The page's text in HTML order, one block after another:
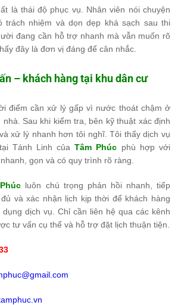
là thái độ phục vụ. Nhân viên nói chuyện
trách nhiệm và dọn dẹp khá sạch sau thi
đang cần hỗ trợ nhanh mà vẫn muốn rõ
đây là đơn vị đáng để cân nhắc.
– khách hàng tại khu dân cư
điểm cần xử lý gấp vì nước thoát chậm ở
Sau khi kiểm tra, bên kỹ thuật xác định
xử lý nhanh hơn tôi nghĩ. Tôi thấy dịch vụ
Tánh Linh củaTâm Phúc phù hợp với
gọn và có quy trình rõ ràng.
luôn chú trọng phản hồi nhanh, tiếp
và xác nhận lịch kịp thời để khách hàng
dịch vụ. Chỉ cần liên hệ qua các kênh
tư vấn cụ thể và hỗ trợ đặt lịch thuận tiện.